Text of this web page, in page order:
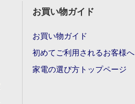
お買い物ガイド
お買い物ガイド
初めてご利用されるお客様へ
家電の選び方トップページ